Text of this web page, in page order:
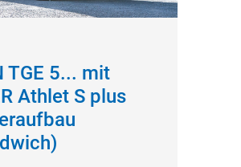
TGE 5... mit
Athlet S plus